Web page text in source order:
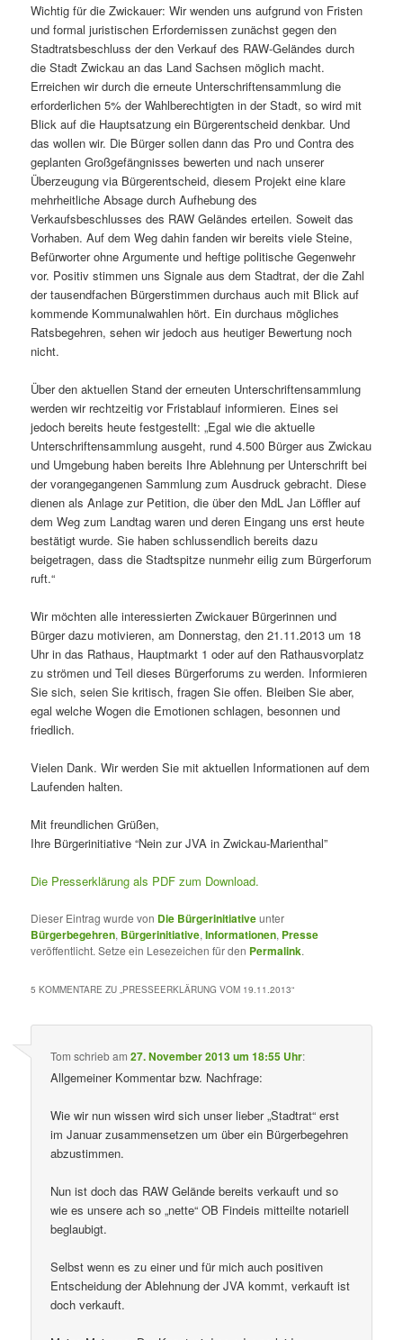
Wichtig für die Zwickauer: Wir wenden uns aufgrund von Fristen
und formal juristischen Erfordernissen zunächst gegen den
Stadtratsbeschluss der den Verkauf des RAW-Geländes durch
die Stadt Zwickau an das Land Sachsen möglich macht.
Erreichen wir durch die erneute Unterschriftensammlung die
erforderlichen 5% der Wahlberechtigten in der Stadt, so wird mit
Blick auf die Hauptsatzung ein Bürgerentscheid denkbar. Und
das wollen wir. Die Bürger sollen dann das Pro und Contra des
geplanten Großgefängnisses bewerten und nach unserer
Überzeugung via Bürgerentscheid, diesem Projekt eine klare
mehrheitliche Absage durch Aufhebung des
Verkaufsbeschlusses des RAW Geländes erteilen. Soweit das
Vorhaben. Auf dem Weg dahin fanden wir bereits viele Steine,
Befürworter ohne Argumente und heftige politische Gegenwehr
vor. Positiv stimmen uns Signale aus dem Stadtrat, der die Zahl
der tausendfachen Bürgerstimmen durchaus auch mit Blick auf
kommende Kommunalwahlen hört. Ein durchaus mögliches
Ratsbegehren, sehen wir jedoch aus heutiger Bewertung noch
nicht.
Über den aktuellen Stand der erneuten Unterschriftensammlung
werden wir rechtzeitig vor Fristablauf informieren. Eines sei
jedoch bereits heute festgestellt: „Egal wie die aktuelle
Unterschriftensammlung ausgeht, rund 4.500 Bürger aus Zwickau
und Umgebung haben bereits Ihre Ablehnung per Unterschrift bei
der vorangegangenen Sammlung zum Ausdruck gebracht. Diese
dienen als Anlage zur Petition, die über den MdL Jan Löffler auf
dem Weg zum Landtag waren und deren Eingang uns erst heute
bestätigt wurde. Sie haben schlussendlich bereits dazu
beigetragen, dass die Stadtspitze nunmehr eilig zum Bürgerforum
ruft.“
Wir möchten alle interessierten Zwickauer Bürgerinnen und
Bürger dazu motivieren, am Donnerstag, den 21.11.2013 um 18
Uhr in das Rathaus, Hauptmarkt 1 oder auf den Rathausvorplatz
zu strömen und Teil dieses Bürgerforums zu werden. Informieren
Sie sich, seien Sie kritisch, fragen Sie offen. Bleiben Sie aber,
egal welche Wogen die Emotionen schlagen, besonnen und
friedlich.
Vielen Dank. Wir werden Sie mit aktuellen Informationen auf dem
Laufenden halten.
Mit freundlichen Grüßen,
Ihre Bürgerinitiative “Nein zur JVA in Zwickau-Marienthal”
Die Presserklärung als PDF zum Download.
Dieser Eintrag wurde von Die Bürgerinitiativeunter
Bürgerbegehren, Bürgerinitiative,Informationen, Presse
veröffentlicht. Setze ein Lesezeichen für den Permalink.
5 KOMMENTARE ZU „ PRESSEERKLÄRUNG VOM 19.11.2013“
Tom schriebam27. November 2013 um 18:55 Uhr:
Allgemeiner Kommentar bzw. Nachfrage:
Wie wir nun wissen wird sich unser lieber „Stadtrat“ erst
im Januar zusammensetzen um über ein Bürgerbegehren
abzustimmen.
Nun ist doch das RAW Gelände bereits verkauft und so
wie es unsere ach so „nette“ OB Findeis mitteilte notariell
beglaubigt.
Selbst wenn es zu einer und für mich auch positiven
Entscheidung der Ablehnung der JVA kommt, verkauft ist
doch verkauft.